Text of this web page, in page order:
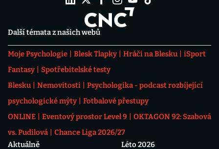
Další témata z našich webů
Moje Psychologie Blesk Tlapky Hráči na Blesku
iSport
Fantasy
Spotřebitelské testy
Blesku
Nemovitosti
Psychologika - podcast rozbíjející
psychologické mýty
Fotbalové přestupy
ONLINE
Eventový prostor Level 9
OKTAGON 92: Szabová
vs. Pudilová
Chance Liga 2026/27
Aktuálně
Léto 2026